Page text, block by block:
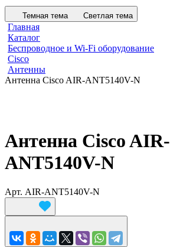
Темная тема Светлая тема
Главная
Каталог
Беспроводное и Wi-Fi оборудование
Cisco
Антенны
Антенна Cisco AIR-ANT5140V-N
Антенна Cisco AIR-
ANT5140V-N
Арт. AIR-ANT5140V-N